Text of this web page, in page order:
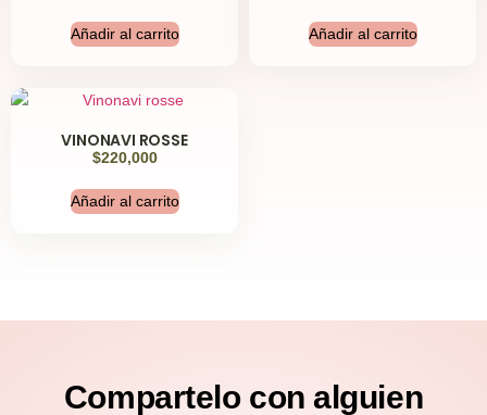
Añadir al carrito Añadir al carrito
VINONAVI ROSSE
$220,000
Añadir al carrito
Compartelo con alguien